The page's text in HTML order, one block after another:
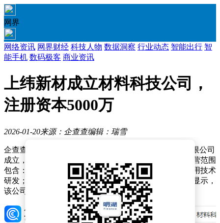
网界
网络资讯 网界财经 科技人物 数据洞察 行业动态 智能出行 智
能手机 数码极客 商业资讯
上纬新材成立材料科技公司，
注册资本5000万
2026-01-20来源：企查查编辑：瑞雪
企查查APP显示，近日，上纬先进（上海）材料科技有限公司
成立，法定代表人为蔡朝阳，注册资本为5000万元，经营范围
包含：新材料技术研发；合成材料销售；碳纤维再生利用技术
研发；非金属废料和碎屑加工处理等。企查查股权穿透显示，
该公司由上纬新材（688585）全资持股。